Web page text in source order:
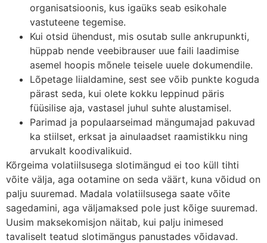
organisatsioonis, kus igaüks seab esikohale
vastuteene tegemise.
Kui otsid ühendust, mis osutab sulle ankrupunkti,
hüppab nende veebibrauser uue faili laadimise
asemel hoopis mõnele teisele uuele dokumendile.
Lõpetage liialdamine, sest see võib punkte koguda
pärast seda, kui olete kokku leppinud päris
füüsilise aja, vastasel juhul suhte alustamisel.
Parimad ja populaarseimad mängumajad pakuvad
ka stiilset, erksat ja ainulaadset raamistikku ning
arvukalt koodivalikuid.
Kõrgeima volatiilsusega slotimängud ei too küll tihti
võite välja, aga ootamine on seda väärt, kuna võidud on
palju suuremad. Madala volatiilsusega saate võite
sagedamini, aga väljamaksed pole just kõige suuremad.
Uusim maksekomisjon näitab, kui palju inimesed
tavaliselt teatud slotimängus panustades võidavad.